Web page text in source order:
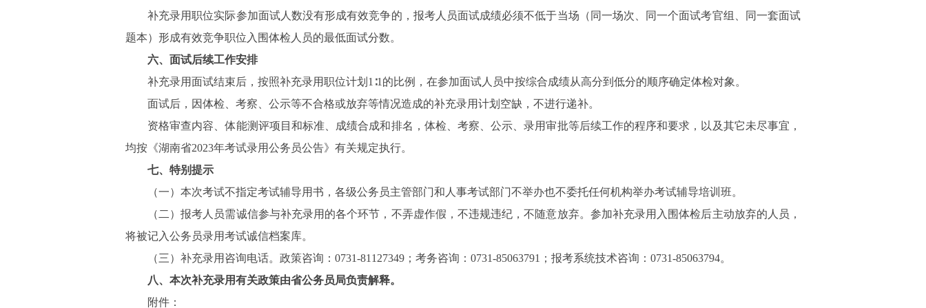
补充录用职位实际参加面试人数没有形成有效竞争的，报考人员面试成绩必须不低于当场（同一场次、同一个面试考官组、同一套面试
题本）形成有效竞争职位入围体检人员的最低面试分数。
六、面试后续工作安排
补充录用面试结束后，按照补充录用职位计划1∶1的比例，在参加面试人员中按综合成绩从高分到低分的顺序确定体检对象。
面试后，因体检、考察、公示等不合格或放弃等情况造成的补充录用计划空缺，不进行递补。
资格审查内容、体能测评项目和标准、成绩合成和排名，体检、考察、公示、录用审批等后续工作的程序和要求，以及其它未尽事宜，
均按《湖南省2023年考试录用公务员公告》有关规定执行。
七、特别提示
（一）本次考试不指定考试辅导用书，各级公务员主管部门和人事考试部门不举办也不委托任何机构举办考试辅导培训班。
（二）报考人员需诚信参与补充录用的各个环节，不弄虚作假，不违规违纪，不随意放弃。参加补充录用入围体检后主动放弃的人员，
将被记入公务员录用考试诚信档案库。
（三）补充录用咨询电话。政策咨询：0731-81127349；考务咨询：0731-85063791；报考系统技术咨询：0731-85063794。
八、本次补充录用有关政策由省公务员局负责解释。
附件：